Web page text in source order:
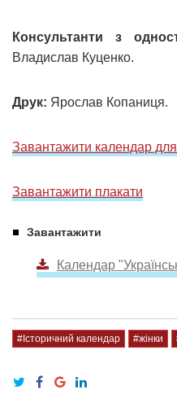
Консультанти з
Владислав Куценко.
Друк: Ярослав Копаниця.
Завантажити календар
Завантажити плакати
Завантажити
Календар
#Історичний календар #жінки